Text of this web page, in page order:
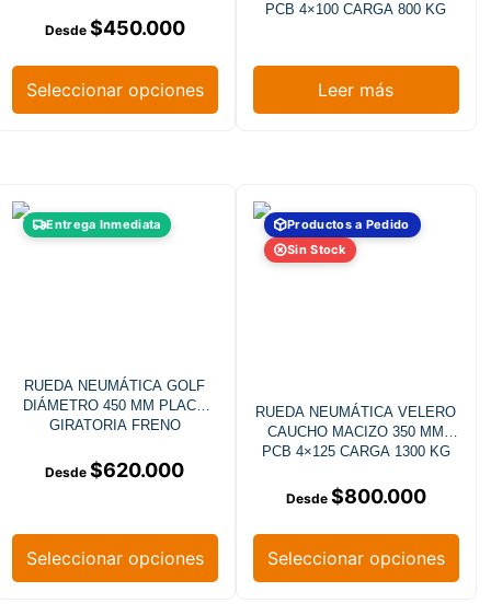
$450.000
Seleccionar opciones
PCB 4×100 CARGA 800 KG
Leer más
Entrega Inmediata
RUEDA NEUMÁTICA GOLF
DIÁMETRO 450 MM PLACA
GIRATORIA FRENO
$620.000
Seleccionar opciones
Productos a Pedido
Sin Stock
RUEDA NEUMÁTICA VELERO
CAUCHO MACIZO 350 MM
PCB 4×125 CARGA 1300 KG
$800.000
Seleccionar opciones